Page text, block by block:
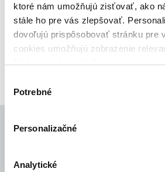
ktoré nám umožňujú zisťovať, ako
stále ho pre vás zlepšovať.
dovoľujú prispôsobovať stránku pre
cookies umožňujú zobrazenie
Niektoré údaje zdieľame aj s tretími
cookies.
súhlasu
Potrebné
Personalizačné
Analytické
🌴 Máme na sklade,
22,90€ Do